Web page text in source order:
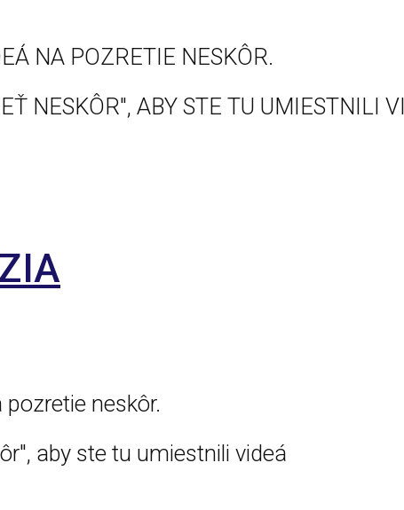
NA POZRETIE NESKÔR.
NESKÔR", ABY STE TU UMIESTNILI
neskôr.
aby ste tu umiestnili videá